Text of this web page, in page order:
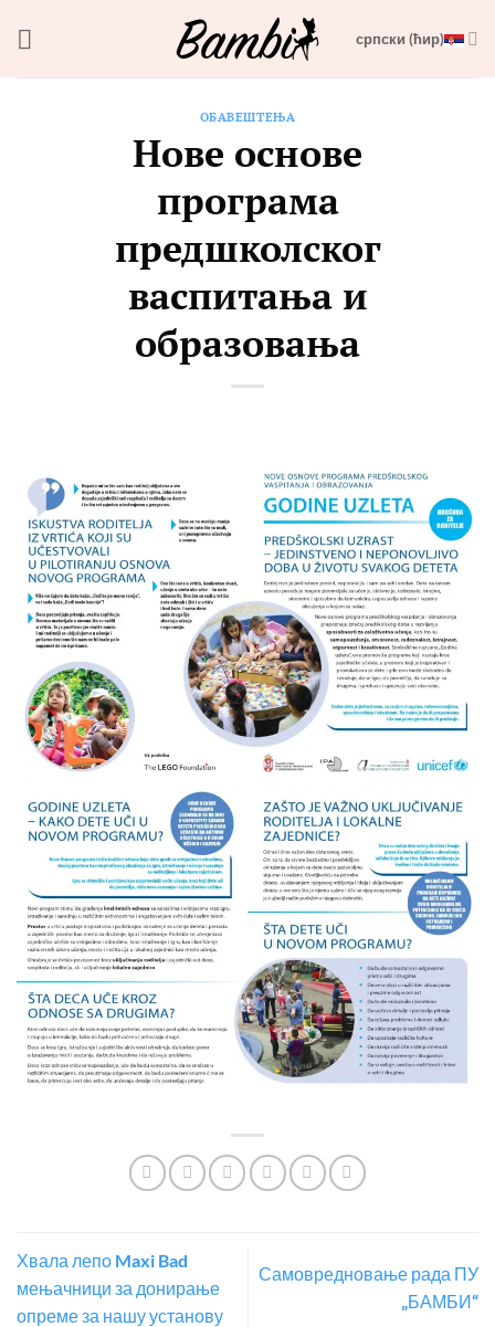
српски (ћир)
ОБАВЕШТЕЊА
Нове основе
програма
предшколског
васпитања и
образовања
Хвала лепо Maxi Bad
мењачници за донирање
опреме за нашу установу
Самовредновање рада ПУ
„БАМБИ“